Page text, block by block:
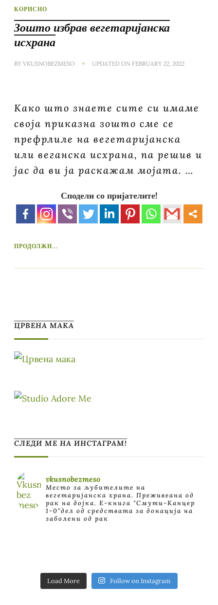
КОРИСНО
Зошто избрав вегетаријанска
исхрана
BY VKUSNOBEZMESO UPDATED ON FEBRUARY 22, 2022
Како што знаете сите си имаме
своја приказна зошто сме се
префрлиле на вегетаријанска
или веганска исхрана, па решив и
јас да ви ја раскажам мојата. …
Сподели со пријателите!
ПРОДОЛЖИ...
ЦРВЕНА МАКА
СЛЕДИ МЕ НА ИНСТАГРАМ!
vkusnobezmeso
Место за љубителите на
вегетаријанска храна. Преживеана од
рак на дојка. E-книга "Смути-Канцер
1-0"дел од средствата за донација на
заболени од рак
Load More Follow on Instagram